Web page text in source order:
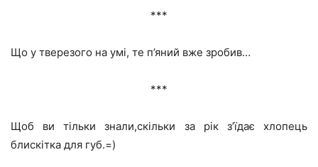
***
Що у тверезого на умі, те п’яний вже зробив…
***
Щоб ви тільки знали,скільки за рік з’їдає хлопець
блискітка для губ.=)